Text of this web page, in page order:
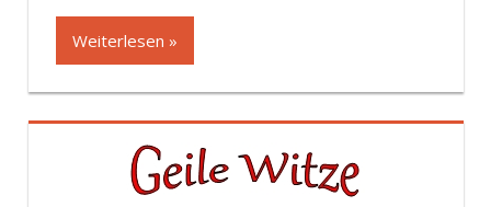
Weiterlesen »